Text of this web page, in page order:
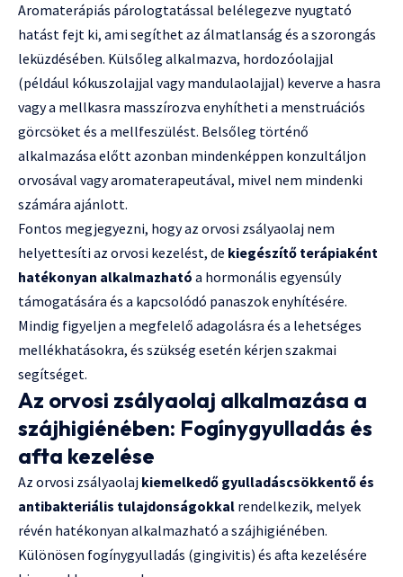
Aromaterápiás párologtatással belélegezve nyugtató
hatást fejt ki, ami segíthet az álmatlanság és a szorongás
leküzdésében. Külsőleg alkalmazva, hordozóolajjal
(például kókuszolajjal vagy mandulaolajjal) keverve a hasra
vagy a mellkasra masszírozva enyhítheti a menstruációs
görcsöket és a mellfeszülést. Belsőleg történő
alkalmazása előtt azonban mindenképpen konzultáljon
orvosával vagy aromaterapeutával, mivel nem mindenki
számára ajánlott.
Fontos megjegyezni, hogy az orvosi zsályaolaj nem
helyettesíti az orvosi kezelést, de kiegészítő terápiaként
hatékonyan alkalmazható a hormonális egyensúly
támogatására és a kapcsolódó panaszok enyhítésére.
Mindig figyeljen a megfelelő adagolásra és a lehetséges
mellékhatásokra, és szükség esetén kérjen szakmai
segítséget.
Az orvosi zsályaolaj alkalmazása a
szájhigiénében: Fogínygyulladás és
afta kezelése
Az orvosi zsályaolaj kiemelkedő gyulladáscsökkentő és
antibakteriális tulajdonságokkal rendelkezik, melyek
révén hatékonyan alkalmazható a szájhigiénében.
Különösen fogínygyulladás (gingivitis) és afta kezelésére